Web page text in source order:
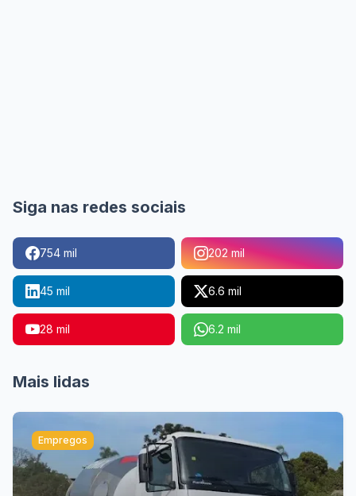
Siga nas redes sociais
754 mil 202 mil
45 mil 6.6 mil
28 mil 6.2 mil
Mais lidas
Empregos